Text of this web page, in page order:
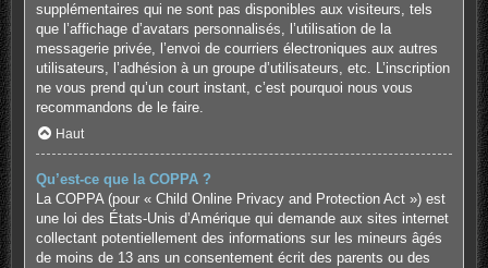
supplémentaires qui ne sont pas disponibles aux visiteurs, tels
que l’affichage d’avatars personnalisés, l’utilisation de la
messagerie privée, l’envoi de courriers électroniques aux autres
utilisateurs, l’adhésion à un groupe d’utilisateurs, etc. L’inscription
ne vous prend qu’un court instant, c’est pourquoi nous vous
recommandons de le faire.
Haut
Qu’est-ce que la COPPA ?
La COPPA (pour « Child Online Privacy and Protection Act ») est
une loi des États-Unis d’Amérique qui demande aux sites internet
collectant potentiellement des informations sur les mineurs âgés
de moins de 13 ans un consentement écrit des parents ou des